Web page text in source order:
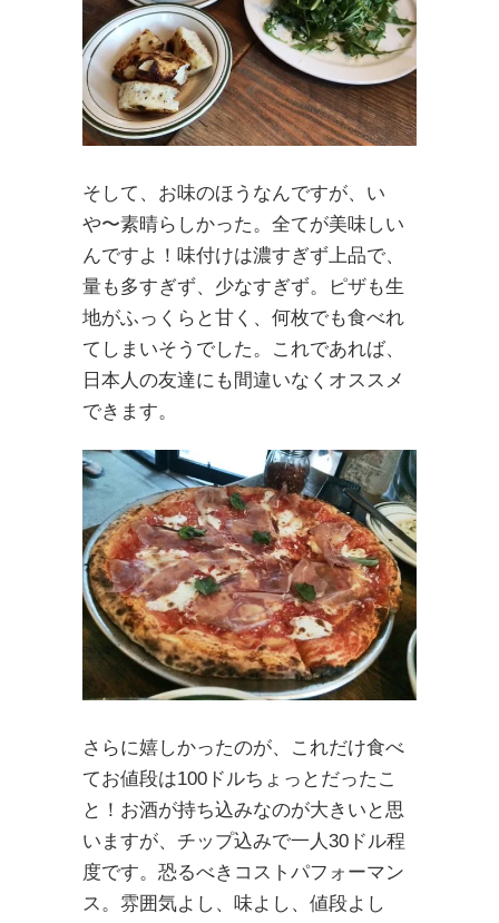
そして、お味のほうなんですが、い
や〜素晴らしかった。全てが美味しい
んですよ！味付けは濃すぎず上品で、
量も多すぎず、少なすぎず。ピザも生
地がふっくらと甘く、何枚でも食べれ
てしまいそうでした。これであれば、
日本人の友達にも間違いなくオススメ
できます。
さらに嬉しかったのが、これだけ食べ
てお値段は100ドルちょっとだったこ
と！お酒が持ち込みなのが大きいと思
いますが、チップ込みで一人30ドル程
度です。恐るべきコストパフォーマン
ス。雰囲気よし、味よし、値段よし